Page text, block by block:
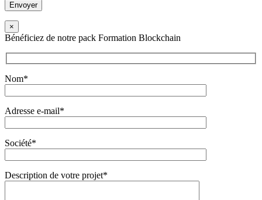
×
Bénéficiez de notre pack Formation Blockchain
Nom*
Adresse e-mail*
Société*
Description de votre projet*